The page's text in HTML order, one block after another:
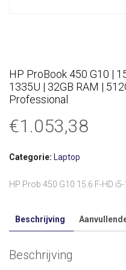
HP ProBook 450 G10 |
1335U | 32GB RAM |
Professional
€1.053,38
Categorie: Laptop
HP Prob 450 G10 15.6 F-HD
Beschrijving
Beschrijving